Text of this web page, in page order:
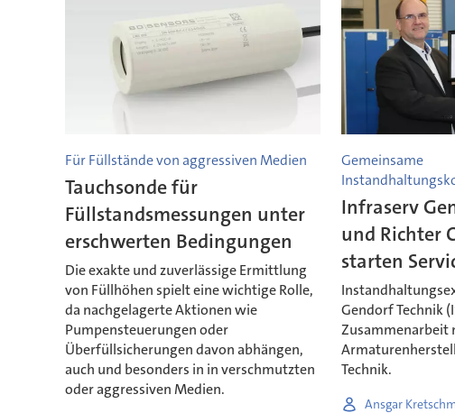
Für Füllstände von aggressiven Medien
Tauchsonde für
Füllstandsmessungen unter
erschwerten Bedingungen
Die exakte und zuverlässige Ermittlung
von Füllhöhen spielt eine wichtige Rolle,
da nachgelagerte Aktionen wie
Pumpensteuerungen oder
Überfüllsicherungen davon abhängen,
auch und besonders in in verschmutzten
oder aggressiven Medien.
Gemeinsame
Infraserv
und Richter
starten
Gendorf Technik
Zusammenarbeit
Technik.
Ansgar